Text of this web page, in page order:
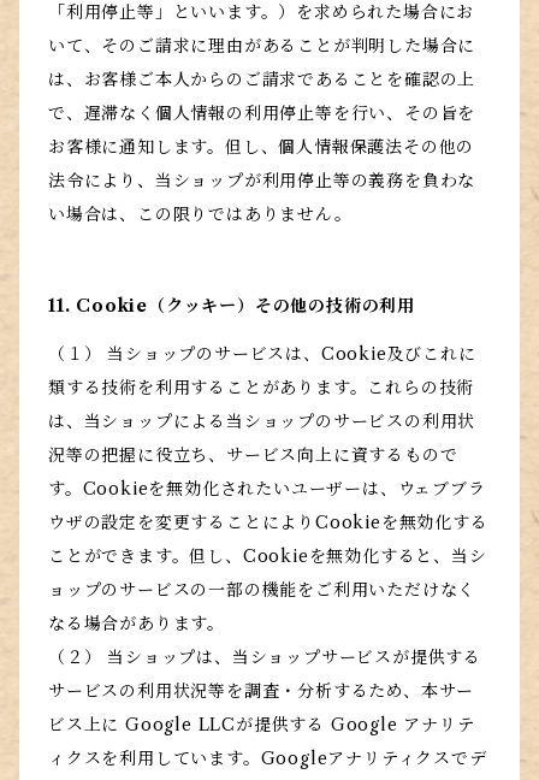
「利用停止等」といいます。）を求められた場合にお
いて、そのご請求に理由があることが判明した場合に
は、お客様ご本人からのご請求であることを確認の上
で、遅滞なく個人情報の利用停止等を行い、その旨を
お客様に通知します。但し、個人情報保護法その他の
法令により、当ショップが利用停止等の義務を負わな
い場合は、この限りではありません。
11. Cookie（クッキー）その他の技術の利用
（１） 当ショップのサービスは、Cookie及びこれに
類する技術を利用することがあります。これらの技術
は、当ショップによる当ショップのサービスの利用状
況等の把握に役立ち、サービス向上に資するもので
す。Cookieを無効化されたいユーザーは、ウェブブラ
ウザの設定を変更することによりCookieを無効化する
ことができます。但し、Cookieを無効化すると、当シ
ョップのサービスの一部の機能をご利用いただけなく
なる場合があります。
（２） 当ショップは、当ショップサービスが提供する
サービスの利用状況等を調査・分析するため、本サー
ビス上に Google LLCが提供する Google アナリテ
ィクスを利用しています。Googleアナリティクスでデ